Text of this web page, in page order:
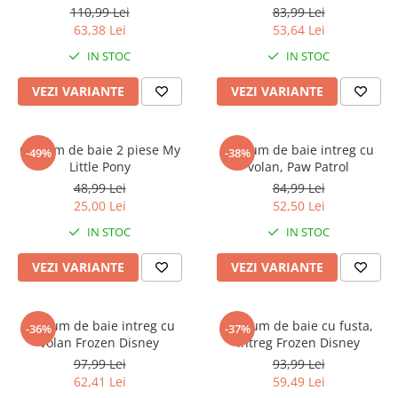
Star Wars
R-Walker
Pokemon
Baby Shark
Testoasele Ninja
Fireman Sam
Disney
Frozen Disney
Printesele Disney
Disney
Mickey Mouse Disney
Baby Shark
Pokemon
Pink Panther
Bing
Marie Cat
Skateboard
Casti protectie sport
Manusi sport
Vehicule
Casute si Locuri de joaca
Sporturi de interior
110,99 Lei
63,38 Lei
IN STOC
VEZI VARIANTE
83,99 Lei
53,64 Lei
IN STOC
VEZI VARIANTE
-49%
Costum de baie 2 piese My
Little Pony
48,99 Lei
25,00 Lei
IN STOC
VEZI VARIANTE
-38%
Costum de baie intreg cu
volan, Paw Patrol
84,99 Lei
52,50 Lei
IN STOC
VEZI VARIANTE
-36%
Costum de baie intreg cu
volan Frozen Disney
97,99 Lei
62,41 Lei
-37%
Costum de baie cu fusta,
intreg Frozen Disney
93,99 Lei
59,49 Lei